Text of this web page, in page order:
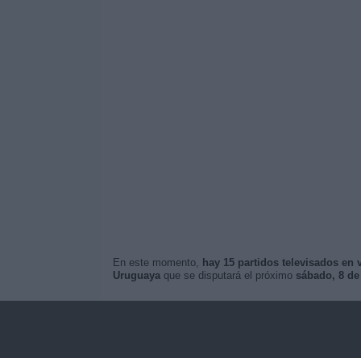
En este momento, hay 15 partidos televisados en
Uruguayaque se disputará el próximo sábado, 8